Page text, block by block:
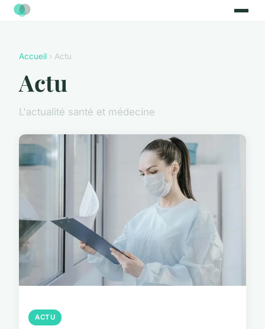
Accueil › Actu
Actu
L'actualité santé et médecine
ACTU